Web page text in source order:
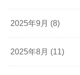
2025年9月 (8)
2025年8月 (11)